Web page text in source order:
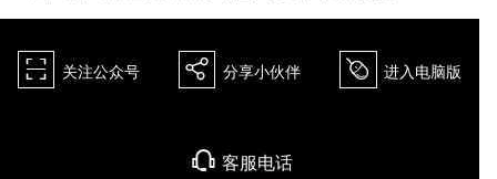
򰀁 关注公众号 򰀂 分享小伙伴 򰀄 进入电脑版
򰀃 客服电话